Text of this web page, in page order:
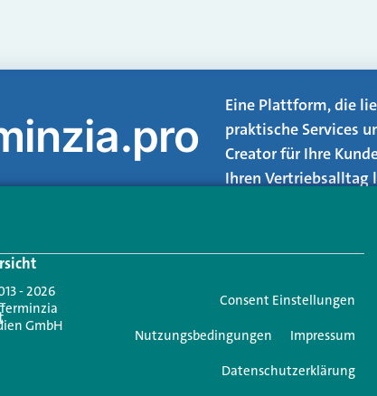
Eine Plattform, die
praktische Services
Creator für Ihre
Ihren
- 2026
GmbH
Consent Einstellungen
Nutzungsbedingungen
Impressum
Datenschutzerklärung